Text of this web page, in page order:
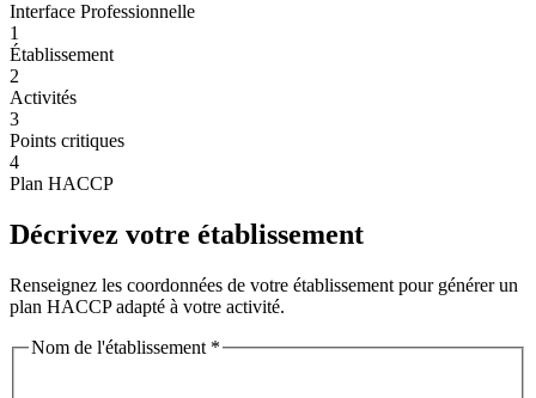
Interface Professionnelle
1
Établissement
2
Activités
3
Points critiques
4
Plan HACCP
Décrivez votre établissement
Renseignez les coordonnées de votre établissement pour générer un
plan HACCP adapté à votre activité.
Nom de l'établissement *